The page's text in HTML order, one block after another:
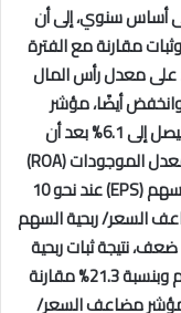
أساس سنوي، إلى أن
مقارنة مع الفترة
العائد على معدل رأس المال
نحو 13.1% قياساً بنحو 14.4%. وانخفض أيضًا، مؤشر
‏) ليصل إلى 6.1% بعد أن
ROA
‏)
EPS
) عند نحو 10
السعر/ ربحية السهم
) نحو 26.3 ضعف مقارنة بنحو 21.6 ضعف، نتيجة ثبات ربحية
)، مقابل ارتفاع سعر السهم وبنسبة 21.3% مقارنة
سبتمبر 2024. وبلغ مؤشر ‏مضاعف السعر/